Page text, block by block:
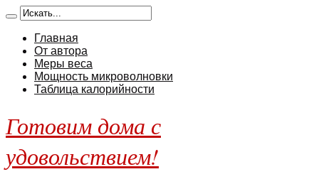
Главная
От автора
Меры веса
Мощность микроволновки
Таблица калорийности
Готовим дома с
удовольствием!